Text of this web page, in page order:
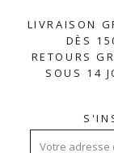
LIVRAISON
DÈS
RETOURS
SOUS 14